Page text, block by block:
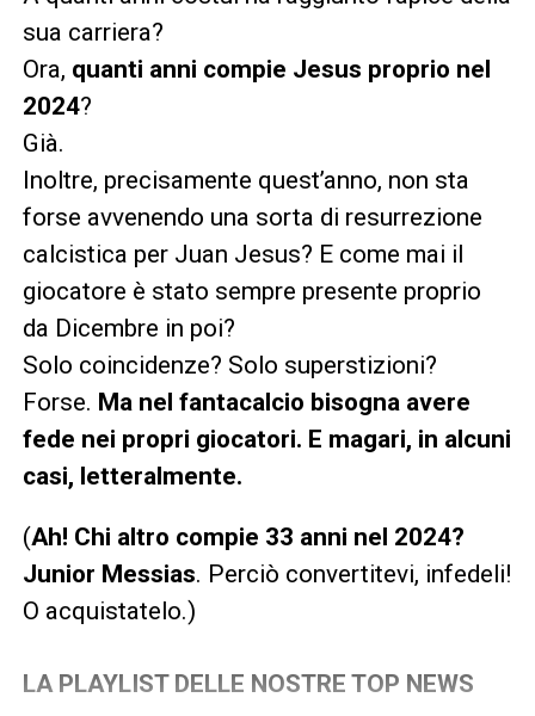
sua carriera?
Ora, quanti anni compie Jesus proprio nel
2024?
Già.
Inoltre, precisamente quest’anno, non sta
forse avvenendo una sorta di resurrezione
calcistica per Juan Jesus? E come mai il
giocatore è stato sempre presente proprio
da Dicembre in poi?
Solo coincidenze? Solo superstizioni?
Forse. Ma nel fantacalcio bisogna avere
fede nei propri giocatori. E magari, in alcuni
casi, letteralmente.
(Ah! Chi altro compie 33 anni nel 2024?
Junior Messias. Perciò convertitevi, infedeli!
O acquistatelo.)
LA PLAYLIST DELLE NOSTRE TOP NEWS